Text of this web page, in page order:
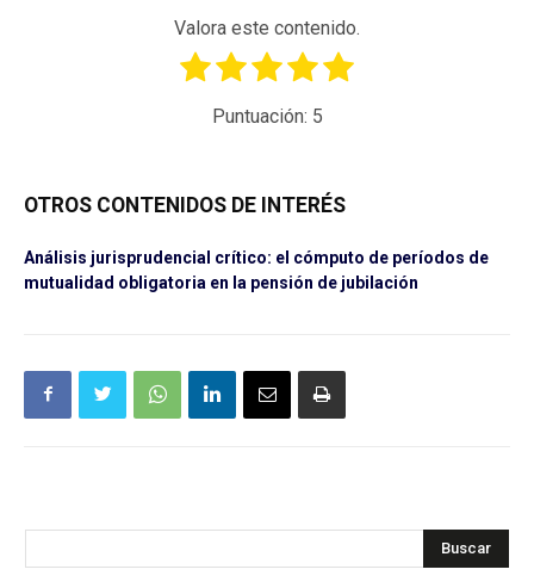
Valora este contenido.
Puntuación: 5
OTROS CONTENIDOS DE INTERÉS
Análisis jurisprudencial crítico: el cómputo de períodos de
mutualidad obligatoria en la pensión de jubilación
Buscar